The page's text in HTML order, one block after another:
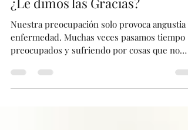
8 feb 2021
2 min de lectura
¿Le dimos las Gracias?
Nuestra preocupación solo provoca angustia y
preocupados y sufriendo por cosas que no
sucederán.